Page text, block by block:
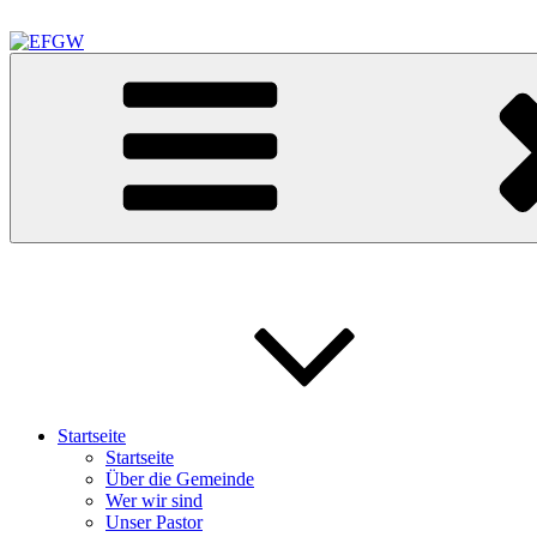
Inhalt
springen
Evangelisch Freikirchliche Gemeinde Waldkraiburg
Startseite
Startseite
Über die Gemeinde
Wer wir sind
Unser Pastor